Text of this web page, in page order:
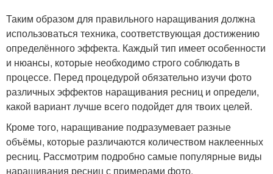
Таким образом для правильного наращивания должна
использоваться техника, соответствующая достижению
определённого эффекта. Каждый тип имеет особенности
и нюансы, которые необходимо строго соблюдать в
процессе. Перед процедурой обязательно изучи фото
различных эффектов наращивания ресниц и определи,
какой вариант лучше всего подойдет для твоих целей.
Кроме того, наращивание подразумевает разные
объёмы, которые различаются количеством наклеенных
ресниц. Рассмотрим подробно самые популярные виды
наращивания ресниц с примерами фото.